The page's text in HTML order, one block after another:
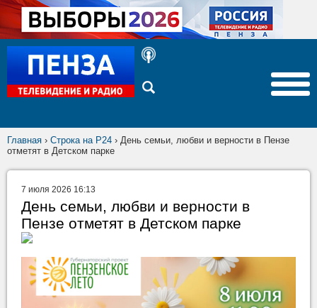
Главная › Строка на Р24 › День семьи, любви и верности в Пензе
отметят в Детском парке
7 июля 2026 16:13
День семьи, любви и верности в
Пензе отметят в Детском парке